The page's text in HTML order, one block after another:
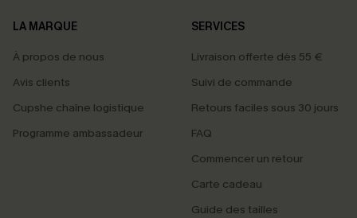
LA MARQUE
À propos de nous
Avis clients
Cupshe chaîne logistique
Programme ambassadeur
SERVICES
Livraison offerte dès 55 €
Suivi de commande
Retours faciles sous 30 jours
FAQ
Commencer un retour
Carte cadeau
Guide des tailles
PROFITEZ DE -15%